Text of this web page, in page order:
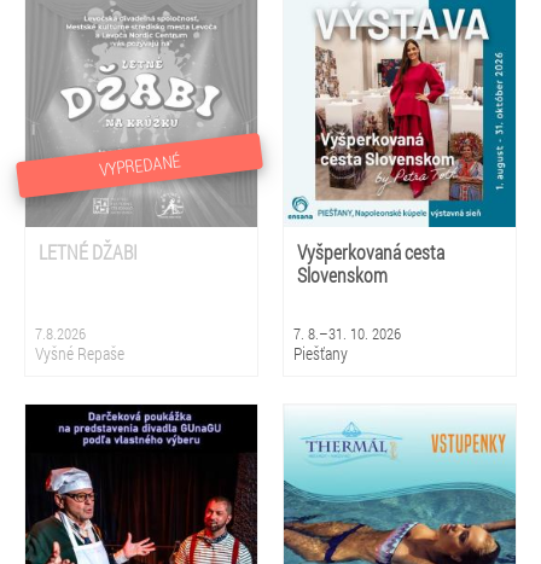
VYPREDANÉ
LETNÉ DŽABI
7.8.2026
Vyšné Repaše
Vyšperkovaná cesta
Slovenskom
7. 8.–31. 10. 2026
Piešťany